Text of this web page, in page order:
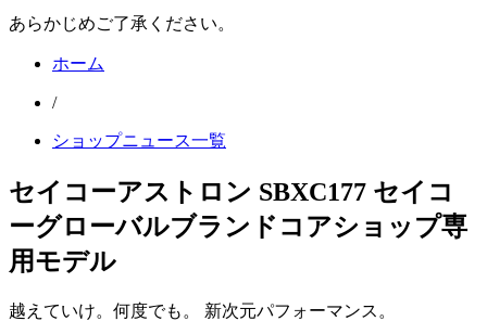
あらかじめご了承ください。
ホーム
/
ショップニュース一覧
セイコーアストロン SBXC177 セイコ
ーグローバルブランドコアショップ専
用モデル
越えていけ。何度でも。 新次元パフォーマンス。